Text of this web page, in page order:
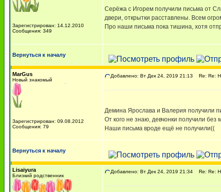
Зарегистрирован: 14.12.2010
Сообщения: 349
Серёжа с Игорем получили письма от
двери, открытки расставлены. Всем
Про наши письма пока тишина, хотя
Вернуться к началу
MarGus
Новый знакомый
Зарегистрирован: 09.08.2012
Сообщения: 79
Добавлено: Вт Дек 24, 2019 21:13 Re: Re:
Демина Ярослава и Валерия получили
От кого не знаю, девчонки получили
Наши письма вроде ещё не получили((
Вернуться к началу
Lisaiyura
Близкий родственник
Добавлено: Вт Дек 24, 2019 21:34 Re: Re: